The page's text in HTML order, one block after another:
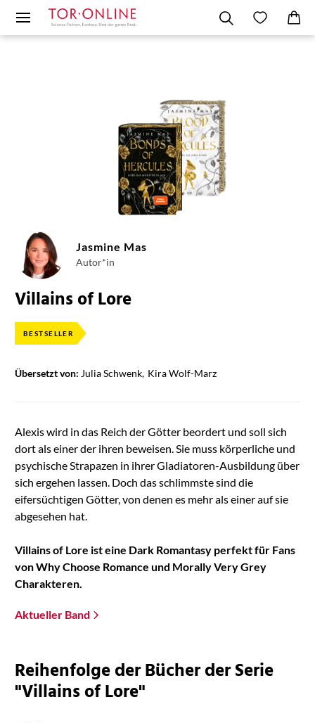
Jasmine Mas
Autor*in
Villains of Lore
BESTSELLER
Übersetzt von: Julia Schwenk Kira Wolf-Marz
Alexis wird in das Reich der Götter beordert und soll sich
dort als einer der ihren beweisen. Sie muss körperliche und
psychische Strapazen in ihrer Gladiatoren-Ausbildung über
sich ergehen lassen. Doch das schlimmste sind die
eifersüchtigen Götter, von denen es mehr als einer auf sie
abgesehen hat.
Villains of Lore ist eine Dark Romantasy perfekt für Fans
von Why Choose Romance und Morally Very Grey
Charakteren.
Aktueller Band
Reihenfolge der Bücher der Serie
"Villains of Lore"